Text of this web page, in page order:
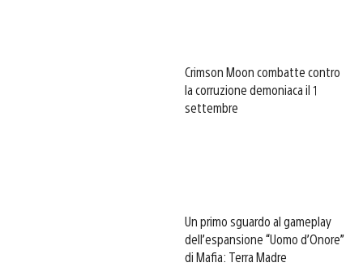
Crimson Moon combatte contro
la corruzione demoniaca il 1
settembre
Un primo sguardo al gameplay
dell’espansione “Uomo d’Onore”
di Mafia: Terra Madre